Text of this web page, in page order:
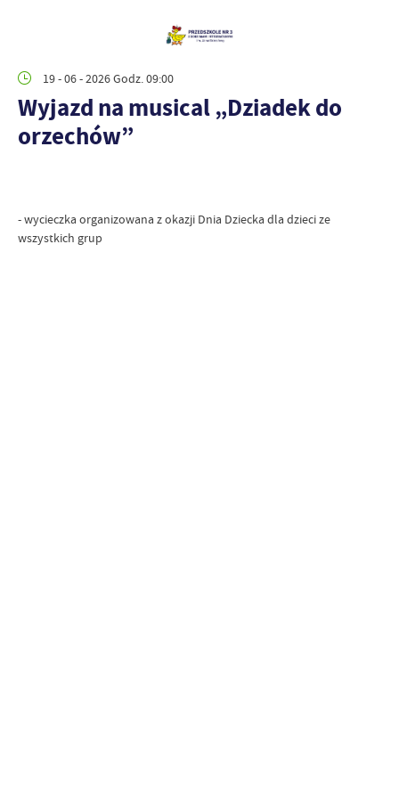
19 - 06 - 2026 Godz. 09:00
Wyjazd na musical „Dziadek do
orzechów”
- wycieczka organizowana z okazji Dnia Dziecka dla dzieci ze
wszystkich grup